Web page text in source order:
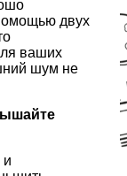
двух
ваших
шум не
и